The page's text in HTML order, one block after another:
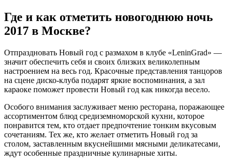
Где и как отметить новогоднюю ночь
2017 в Москве?
Отпраздновать Новый год с размахом в клубе «LeninGrad» —
значит обеспечить себя и своих близких великолепным
настроением на весь год. Красочные представления танцоров
на сцене диско-клуба подарят яркие воспоминания, а зал
караоке поможет провести Новый год как никогда весело.
Особого внимания заслуживает меню ресторана, поражающее
ассортиментом блюд средиземноморской кухни, которое
понравится тем, кто отдает предпочтение тонким вкусовым
сочетаниям. Тех же, кто желает отметить Новый год за
столом, заставленным вкуснейшими мясными деликатесами,
ждут особенные праздничные кулинарные хиты.